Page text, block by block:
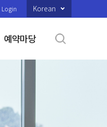
Login Korean
예약마당